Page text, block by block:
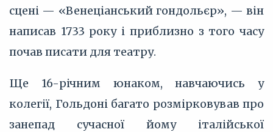
сцені — «Венеціанський гондольєр», — він
написав 1733 року і приблизно з того часу
почав писати для театру.
Ще 16-річним юнаком, навчаючись у
колегії, Гольдоні багато розмірковував про
занепад сучасної йому італійської